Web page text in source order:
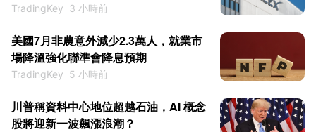
TradingKey 3 小時前
美國7月非農意外減少2.3萬人，就業市
場降溫強化聯準會降息預期
TradingKey 5 小時前
川普稱資料中心地位超越石油，AI 概念
股將迎新一波飆漲浪潮？